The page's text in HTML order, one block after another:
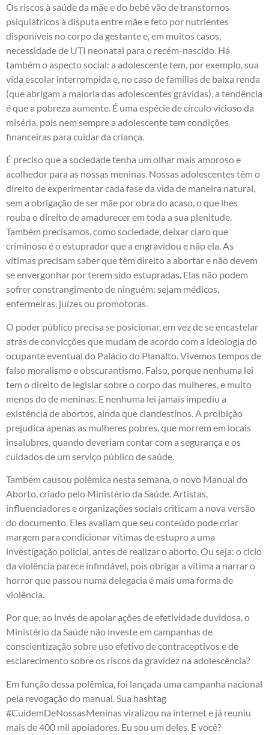
Os riscos à saúde da mãe e do bebê vão de transtornos
psiquiátricos à disputa entre mãe e feto por nutrientes
disponíveis no corpo da gestante e, em muitos casos,
necessidade de UTI neonatal para o recém-nascido. Há
também o aspecto social: a adolescente tem, por exemplo, sua
vida escolar interrompida e, no caso de famílias de baixa renda
(que abrigam a maioria das adolescentes grávidas), a tendência
é que a pobreza aumente. É uma espécie de círculo vicioso da
miséria, pois nem sempre a adolescente tem condições
financeiras para cuidar da criança.
É preciso que a sociedade tenha um olhar mais amoroso e
acolhedor para as nossas meninas. Nossas adolescentes têm o
direito de experimentar cada fase da vida de maneira natural,
sem a obrigação de ser mãe por obra do acaso, o que lhes
rouba o direito de amadurecer em toda a sua plenitude.
Também precisamos, como sociedade, deixar claro que
criminoso é o estuprador que a engravidou e não ela. As
vítimas precisam saber que têm direito a abortar e não devem
se envergonhar por terem sido estupradas. Elas não podem
sofrer constrangimento de ninguém: sejam médicos,
enfermeiras, juízes ou promotoras.
O poder público precisa se posicionar, em vez de se encastelar
atrás de convicções que mudam de acordo com a ideologia do
ocupante eventual do Palácio do Planalto. Vivemos tempos de
falso moralismo e obscurantismo. Falso, porque nenhuma lei
tem o direito de legislar sobre o corpo das mulheres, e muito
menos do de meninas. E nenhuma lei jamais impediu a
existência de abortos, ainda que clandestinos. A proibição
prejudica apenas as mulheres pobres, que morrem em locais
insalubres, quando deveriam contar com a segurança e os
cuidados de um serviço público de saúde.
Também causou polêmica nesta semana, o novo Manual do
Aborto, criado pelo Ministério da Saúde. Artistas,
influenciadores e organizações sociais criticam a nova versão
do documento. Eles avaliam que seu conteúdo pode criar
margem para condicionar vítimas de estupro a uma
investigação policial, antes de realizar o aborto. Ou seja: o ciclo
da violência parece infindável, pois obrigar a vítima a narrar o
horror que passou numa delegacia é mais uma forma de
violência.
Por que, ao invés de apoiar ações de efetividade duvidosa, o
Ministério da Saúde não investe em campanhas de
conscientização sobre uso efetivo de contraceptivos e de
esclarecimento sobre os riscos da gravidez na adolescência?
Em função dessa polêmica, foi lançada uma campanha nacional
pela revogação do manual. Sua hashtag
#CuidemDeNossasMeninas viralizou na internet e já reuniu
mais de 400 mil apoiadores. Eu sou um deles. E você?